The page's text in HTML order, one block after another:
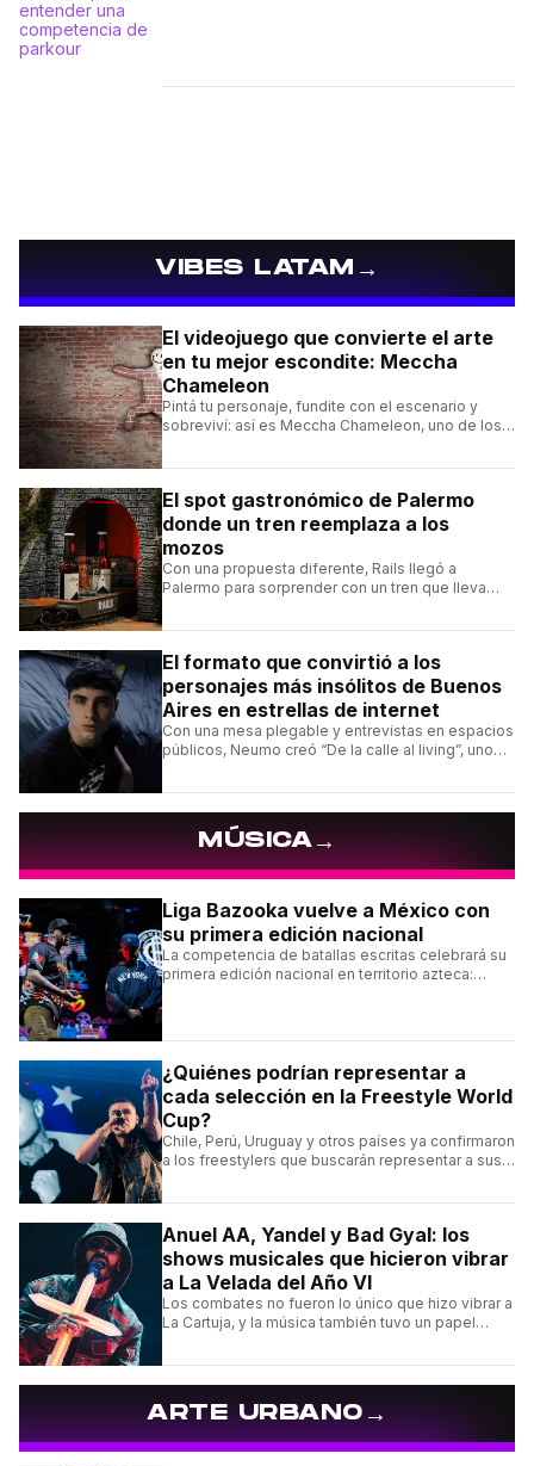
VIBES LATAM→
El videojuego que convierte el arte
en tu mejor escondite: Meccha
Chameleon
Pintá tu personaje, fundite con el escenario y
sobreviví: así es Meccha Chameleon, uno de los
El spot gastronómico de Palermo
donde un tren reemplaza a los
mozos
Con una propuesta diferente, Rails llegó a
Palermo para sorprender con un tren que lleva
El formato que convirtió a los
personajes más insólitos de Buenos
Aires en estrellas de internet
Con una mesa plegable y entrevistas en espacios
públicos, Neumo creó “De la calle al living”, uno
MÚSICA→
Liga Bazooka vuelve a México con
su primera edición nacional
La competencia de batallas escritas celebrará su
primera edición nacional en territorio azteca:
¿Quiénes podrían representar a
cada selección en la Freestyle World
Cup?
Chile, Perú, Uruguay y otros países ya confirmaron
a los freestylers que buscarán representar a sus
Anuel AA, Yandel y Bad Gyal: los
shows musicales que hicieron vibrar
a La Velada del Año VI
Los combates no fueron lo único que hizo vibrar a
La Cartuja, y la música también tuvo un papel
ARTE URBANO→